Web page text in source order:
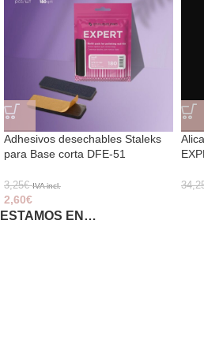
Adhesivos desechables Staleks
para Base corta DFE-51
3,25€ IVA incl.
2,60€
ESTAMOS EN…